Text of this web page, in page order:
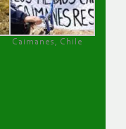
Caimanes, Chile